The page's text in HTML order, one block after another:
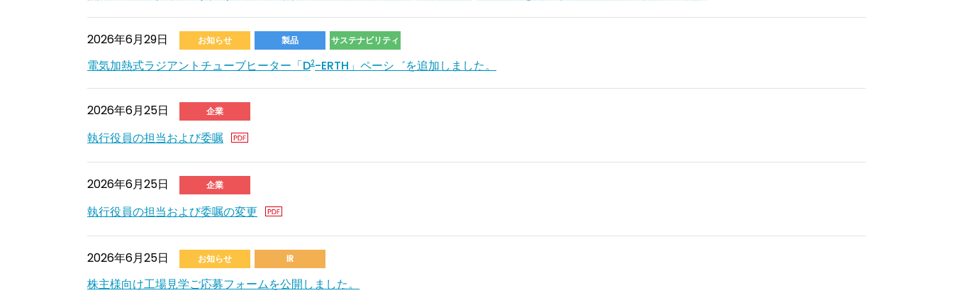
2026年6月29日 お知らせ 製品 サステナビリティ
電気加熱式ラジアントチューブヒーター「D2-ERTH」ペーシ゛を追加しました。
2026年6月25日 企業
執行役員の担当および委嘱
2026年6月25日 企業
執行役員の担当および委嘱の変更
2026年6月25日 お知らせ IR
株主様向け工場見学ご応募フォームを公開しました。